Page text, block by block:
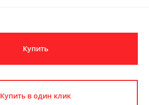
Купить
Купить в один клик